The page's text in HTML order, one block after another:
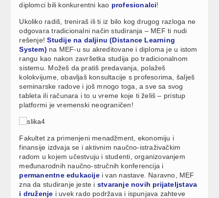
diplomci bili konkurentni kao profesionalci!
Ukoliko radiš, treniraš ili ti iz bilo kog drugog razloga ne
odgovara tradicionalni način studiranja – MEF ti nudi
rešenje!Studije na daljinu (Distance Learning
System) na MEF-u su akreditovane i diploma je u istom
rangu kao nakon završetka studija po tradicionalnom
sistemu. Možeš da pratiš predavanja, polažeš
kolokvijume, obavljaš konsultacije s profesorima, šalješ
seminarske radove i još mnogo toga, a sve sa svog
tableta ili računara i to u vreme koje ti želiš – pristup
platformi je vremenski neograničen!
Fakultet za primenjeni menadžment, ekonomiju i
finansije izdvaja se i aktivnim naučno-istraživačkim
radom u kojem učestvuju i studenti, organizovanjem
međunarodnih naučno-stručnih konferencija i
permanentne edukacijei van nastave. Naravno, MEF
zna da studiranje jeste i stvaranje novih prijateljstava
i druženje i uvek rado podržava i ispunjava zahteve